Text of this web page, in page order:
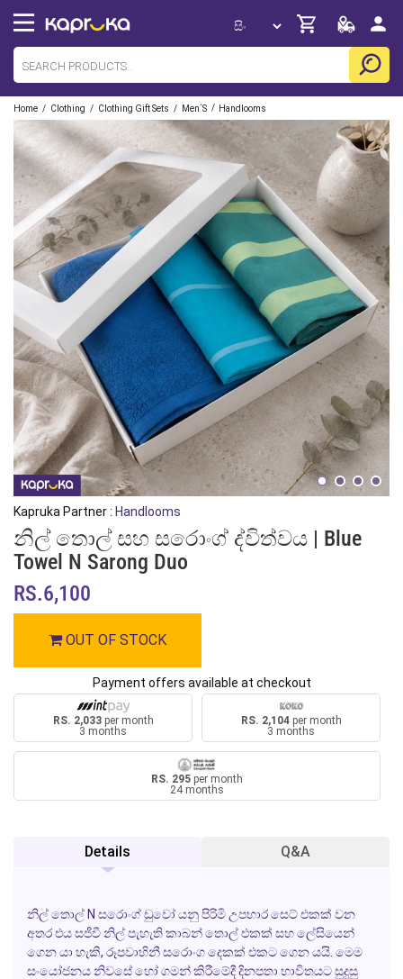
Home / Clothing / Clothing Gift Sets / Men`s / Handlooms
Kapruka Partner : Handlooms
නිල් තොල් සහ සරොංග් ද්විත්වය | Blue
Towel N Sarong Duo
RS.6,100
OUT OF STOCK
Payment offers available at checkout
RS. 2,033per month
3 months
RS. 2,104per month
3 months
RS. 295 per month
24 months
Details Q&A
නිල් තොල් N සරොංග් ඩුවෝ යනු පිරිමි උපහාර සෙට් එකක් වන
අතර එය සජීවී නිල් පැහැති කාබන් තොල් එකක් සහ ලේසියෙන්
ගෙන යා හැකි, රූපවාහිනී සරොංග දෙකක් එකට ගෙන යයි. මෙම
සංයෝජනය නිවසේ හෝ ගමන් කිරීමේදී දිනපතා භාවිතයට සුදුසු